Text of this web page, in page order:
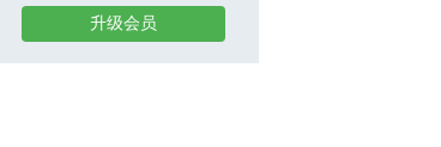
升级会员